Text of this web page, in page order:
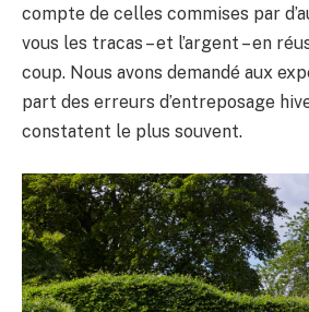
compte de celles commises par
vous les tracas – et l’argent – ​​en
coup. Nous avons demandé aux
part des erreurs d’entreposage
constatent le plus souvent.